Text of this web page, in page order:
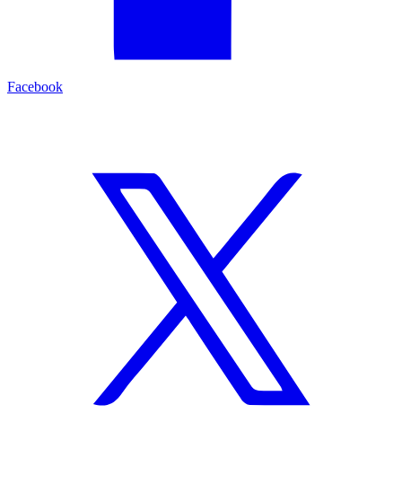
Facebook